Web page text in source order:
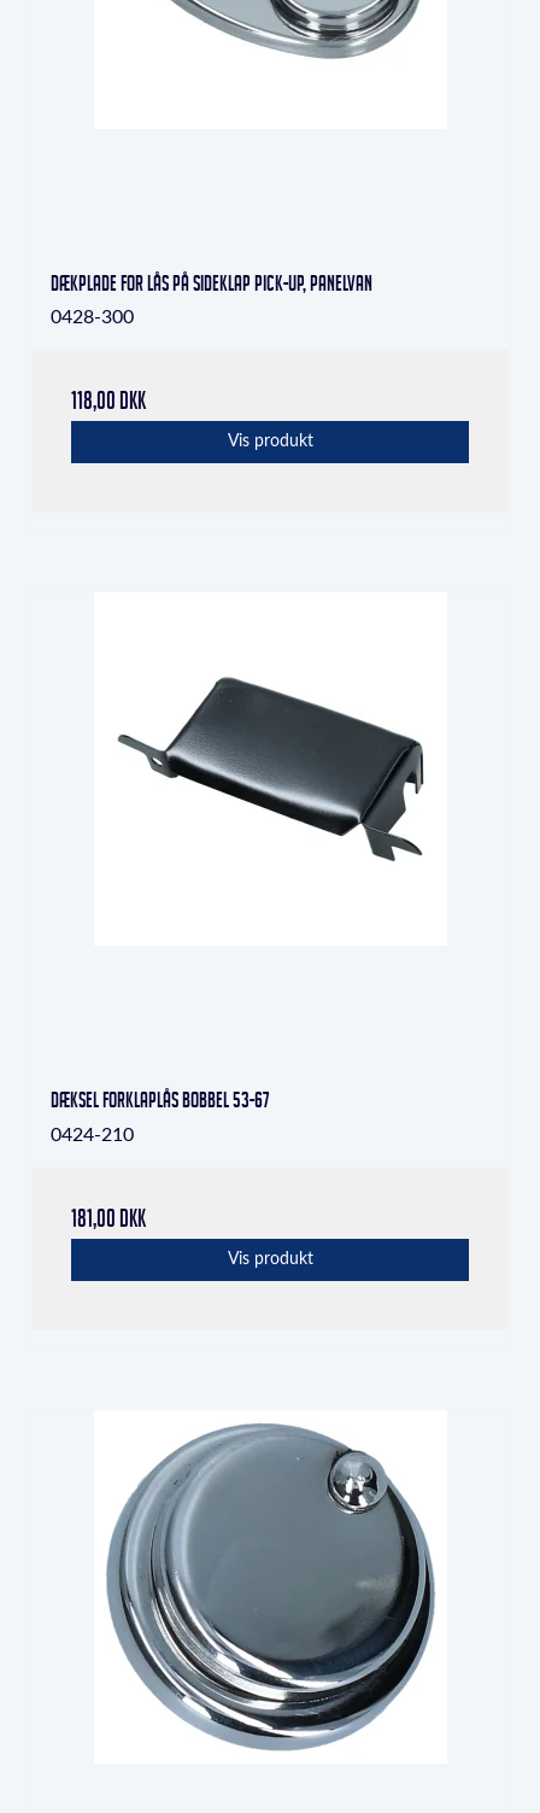
Dækplade for lås på sideklap Pick-Up, Panelvan
0428-300
118,00 DKK
Vis produkt
Dæksel forklaplås bobbel 53-67
0424-210
181,00 DKK
Vis produkt